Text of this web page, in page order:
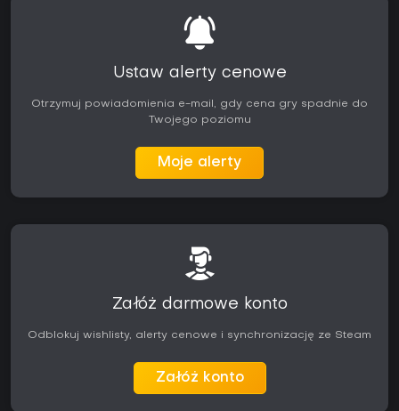
Ustaw alerty cenowe
Otrzymuj powiadomienia e-mail, gdy cena gry spadnie do
Twojego poziomu
Moje alerty
Załóż darmowe konto
Odblokuj wishlisty, alerty cenowe i synchronizację ze Steam
Załóż konto